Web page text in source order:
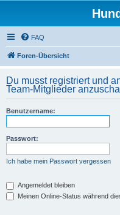
FAQ
Foren-Übersicht
Du musst registriert und
Team-Mitglieder
Benutzername:
Passwort:
Ich habe mein Passwort vergessen
Angemeldet bleiben
Meinen Online-Status während